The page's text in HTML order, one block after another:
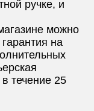
ручке, и
можно
на
течение 25